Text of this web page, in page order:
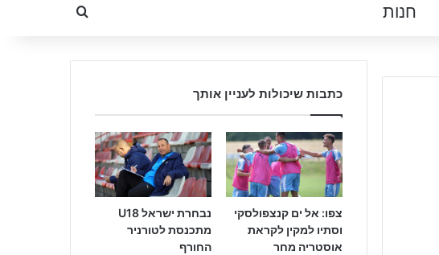
חנות Search for
כתבות שיכולות לעניין אותך
צפו: אל ים קנצפולסקי
וסתיו למקין לקראת
אוסטריה מחר
נבחרת ישראל U18
מתכנסת לטורניר
החורף